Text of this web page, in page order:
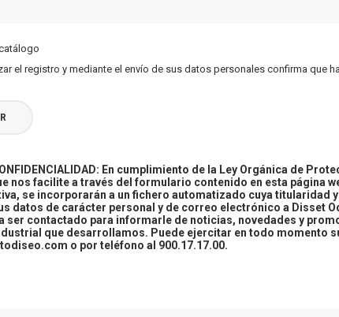
el registro y mediante el envío de sus datos personales confirma que
En cumplimiento de la Ley Orgánica de
nos facilite a través del formulario contenido en esta página
se incorporarán a un fichero automatizado cuya titularidad
datos de carácter personal y de correo electrónico a Disset
ser contactado para informarle de noticias, novedades y
que desarrollamos. Puede ejercitar en todo momento
o por teléfono al 900.17.17.00.